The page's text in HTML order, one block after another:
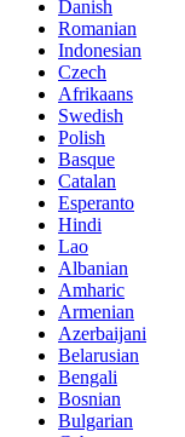
Danish
Romanian
Indonesian
Czech
Afrikaans
Swedish
Polish
Basque
Catalan
Esperanto
Hindi
Lao
Albanian
Amharic
Armenian
Azerbaijani
Belarusian
Bengali
Bosnian
Bulgarian